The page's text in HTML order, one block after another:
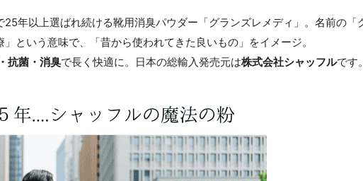
年以上選ばれ続ける靴用消臭パウダー「グランズレメディ」。名前の「
という意味で、「昔から使われてきた良いもの」をイメージ。
抗菌・消臭で長く快適に。日本の総輸入発売元は株式会社シャッフルです。